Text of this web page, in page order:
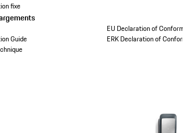
fixe
Guide
EU Declaration of
ERK Declaration of